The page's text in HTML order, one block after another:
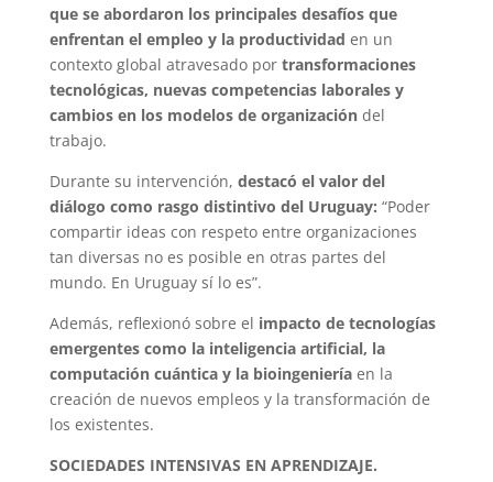
que se abordaron los principales desafíos que
enfrentan el empleo y la productividad en un
contexto global atravesado por transformaciones
tecnológicas, nuevas competencias laborales y
cambios en los modelos de organización del
trabajo.
Durante su intervención, destacó el valor del
diálogo como rasgo distintivo del Uruguay: “Poder
compartir ideas con respeto entre organizaciones
tan diversas no es posible en otras partes del
mundo. En Uruguay sí lo es”.
Además, reflexionó sobre el impacto de tecnologías
emergentes como la inteligencia artificial, la
computación cuántica y la bioingenieríaen la
creación de nuevos empleos y la transformación de
los existentes.
SOCIEDADES INTENSIVAS EN APRENDIZAJE.